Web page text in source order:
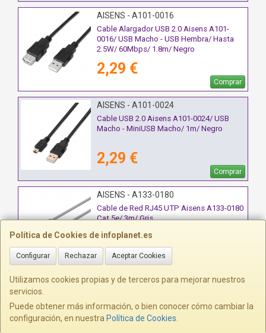
AISENS - A101-0016
Cable Alargador USB 2.0 Aisens A101-
0016/ USB Macho - USB Hembra/ Hasta
2.5W/ 60Mbps/ 1.8m/ Negro
2,29 €
Comprar
AISENS - A101-0024
Cable USB 2.0 Aisens A101-0024/ USB
Macho - MiniUSB Macho/ 1m/ Negro
2,29 €
Comprar
AISENS - A133-0180
Cable de Red RJ45 UTP Aisens A133-0180
Cat.5e/ 3m/ Gris
2,39 €
AISENS - A101-0013
0013/ USB Macho - USB Hembra/ Hasta
2.5W/ 60Mbps/ 1.8m/ Beige
Política de Cookies de infoplanet.es
Configurar Rechazar Aceptar Cookies
Utilizamos cookies propias y de terceros para mejorar nuestros
servicios.
Puede obtener más información, o bien conocer cómo cambiar la
configuración, en nuestra Política de Cookies